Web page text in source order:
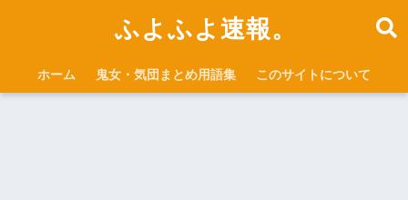
ふよふよ速報。
ホーム 鬼女・気団まとめ用語集 このサイトについて